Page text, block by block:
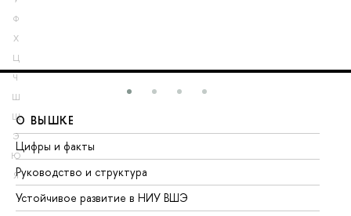
Ф
Х
Ц
Ч
Ш
Щ
Э
Ю
Я
О ВЫШКЕ
Цифры и факты
Руководство и структура
Устойчивое развитие в НИУ ВШЭ